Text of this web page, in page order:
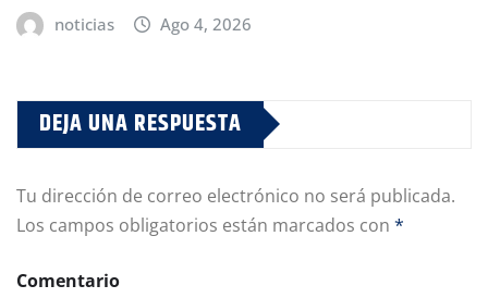
noticias Ago 4, 2026
DEJA UNA RESPUESTA
Tu dirección de correo electrónico no será publicada.
Los campos obligatorios están marcados con *
Comentario